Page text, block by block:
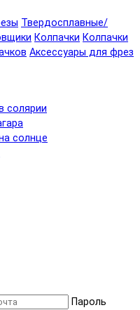
Твердосплавные/
Колпачки Колпачки
Аксессуары для фрез
солярии
солнце
Пароль